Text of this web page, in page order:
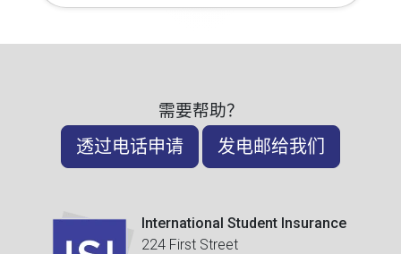
需要帮助？
透过电话申请 发电邮给我们
International Student Insurance
224 First Street